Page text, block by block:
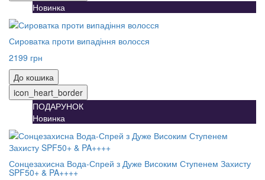
Новинка
Сироватка проти випадіння волосся
2199 грн
До кошика
icon_heart_border
ПОДАРУНОК
Новинка
Сонцезахисна Вода-Спрей з Дуже Високим Ступенем Захисту
SPF50+ & PA++++